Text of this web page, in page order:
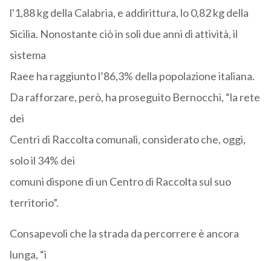
l'1,88 kg della Calabria, e addirittura, lo 0,82 kg della
Sicilia. Nonostante ciò in soli due anni di attività, il
sistema
Raee ha raggiunto l’86,3% della popolazione italiana.
Da rafforzare, però, ha proseguito Bernocchi, “la rete
dei
Centri di Raccolta comunali, considerato che, oggi,
solo il 34% dei
comuni dispone di un Centro di Raccolta sul suo
territorio”.
Consapevoli che la strada da percorrere è ancora
lunga, “i